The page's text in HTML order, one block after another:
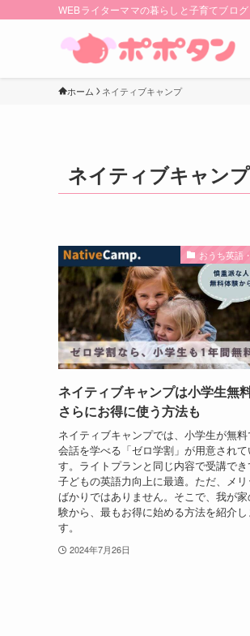
WEBライターママの暮らしと子育てブログ
ホーム ネイティブキャンプ
ネイティブキャンプ
おうち英語
ネイティブキャンプは小学生無
さらにお得に使う方法も
ネイティブキャンプでは、小学生が無
会話を学べる「ゼロ学割」が用意されて
す。ライトプランと同じ内容で受講でき
子どもの英語力向上に最適。ただ、メリ
ばかりではありません。そこで、我が
験から、最もお得に始める方法を紹介し
す。
2024年7月26日